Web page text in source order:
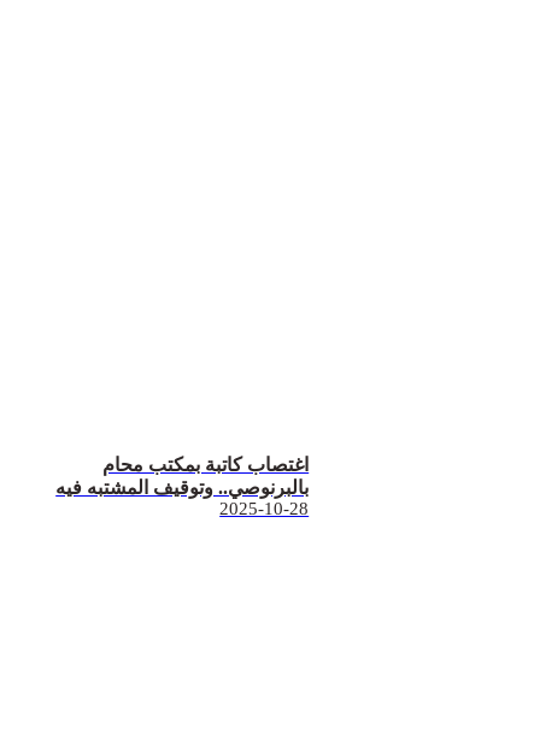
اغتصاب كاتبة بمكتب محام
بالبرنوصي.. وتوقيف المشتبه فيه
2025-10-28